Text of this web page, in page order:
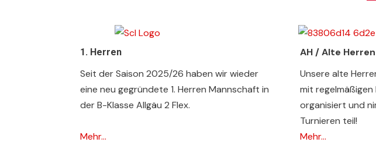
1. Herren
Seit der Saison 2025/26 haben wir wieder
eine neu gegründete 1. Herren Mannschaft in
der B-Klasse Allgäu 2 Flex.
Mehr...
AH / Alte Herren
Unsere alte
mit
organisiert und
Turnieren teil!
Mehr...